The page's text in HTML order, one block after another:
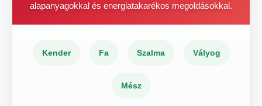
alapanyagokkal és energiatakarékos megoldásokkal.
Kender Fa Szalma Vályog
Mész